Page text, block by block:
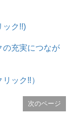
ック!!)
の充実につなが
ック‼）
次のページ